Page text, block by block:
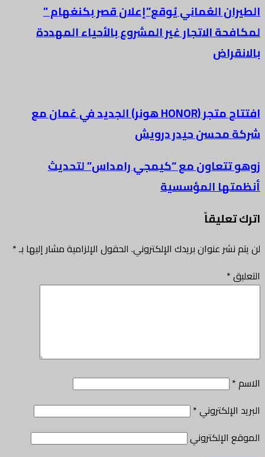
الطيران العُماني يُوقع”إعلان قصر بكنغهام ”
لمكافحة الاتجار غير المشروع بالأحياء المهددة
بالانقراض
افتتاح متجر (HONOR هونر) الجديد في عُمان مع
شركة محسن حيدر درويش
زوهو تتعاون مع “كيمجي رامداس” لتحديث
أنظمتها المؤسسية
اترك تعليقاً
لن يتم نشر عنوان بريدك الإلكتروني. الحقول الإلزامية مشار إليها بـ*
التعليق*
الاسم*
البريد الإلكتروني*
الموقع الإلكتروني